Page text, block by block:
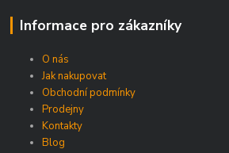
Informace pro zákazníky
O nás
Jak nakupovat
Obchodní podmínky
Prodejny
Kontakty
Blog